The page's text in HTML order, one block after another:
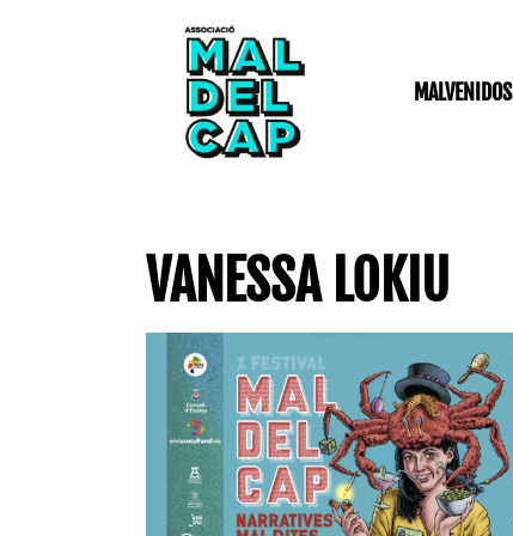
MALVENIDOS
VANESSA LOKIU